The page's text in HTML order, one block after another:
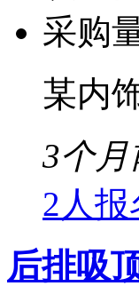
采购
某内
3个月
2人报
后排吸